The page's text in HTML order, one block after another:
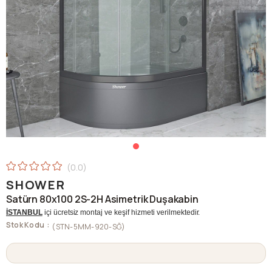
0.0
SHOWER
Satürn 80x100 2S-2H Asimetrik Duşakabin
İSTANBULiçi ücretsiz montaj ve keşif hizmeti verilmektedir.
Stok Kodu (STN-5MM-920-SĞ)